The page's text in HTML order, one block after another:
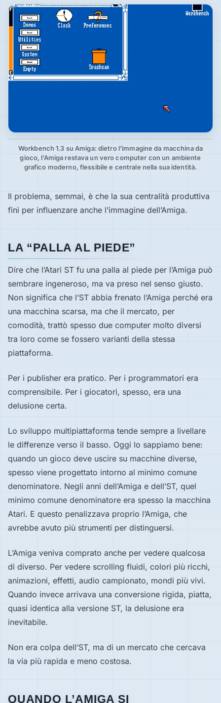
Workbench 1.3 su Amiga: dietro l’immagine da macchina da
gioco, l’Amiga restava un vero computer con un ambiente
grafico moderno, flessibile e centrale nella sua identità.
Il problema, semmai, è che la sua centralità produttiva
finì per influenzare anche l’immagine dell’Amiga.
LA “PALLA AL PIEDE”
Dire che l’Atari ST fu una palla al piede per l’Amiga può
sembrare ingeneroso, ma va preso nel senso giusto.
Non significa che l’ST abbia frenato l’Amiga perché era
una macchina scarsa, ma che il mercato, per
comodità, trattò spesso due computer molto diversi
tra loro come se fossero varianti della stessa
piattaforma.
Per i publisher era pratico. Per i programmatori era
comprensibile. Per i giocatori, spesso, era una
delusione certa.
Lo sviluppo multipiattaforma tende sempre a livellare
le differenze verso il basso. Oggi lo sappiamo bene:
quando un gioco deve uscire su macchine diverse,
spesso viene progettato intorno al minimo comune
denominatore. Negli anni dell’Amiga e dell’ST, quel
minimo comune denominatore era spesso la macchina
Atari. E questo penalizzava proprio l’Amiga, che
avrebbe avuto più strumenti per distinguersi.
L’Amiga veniva comprato anche per vedere qualcosa
di diverso. Per vedere scrolling fluidi, colori più ricchi,
animazioni, effetti, audio campionato, mondi più vivi.
Quando invece arrivava una conversione rigida, piatta,
quasi identica alla versione ST, la delusione era
inevitabile.
Non era colpa dell’ST, ma di un mercato che cercava
la via più rapida e meno costosa.
QUANDO L’AMIGA SI